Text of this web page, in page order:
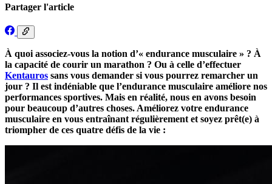
Partager l'article
À quoi associez-vous la notion d’« endurance musculaire » ? À
la capacité de courir un marathon ? Ou à celle d’effectuer
Kentauros sans vous demander si vous pourrez remarcher un
jour ? Il est indéniable que l’endurance musculaire améliore nos
performances sportives. Mais en réalité, nous en avons besoin
pour beaucoup d’autres choses. Améliorez votre endurance
musculaire en vous entraînant régulièrement et soyez prêt(e) à
triompher de ces quatre défis de la vie :